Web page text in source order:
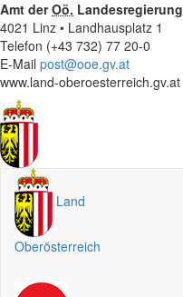
Amt derOö. Landesregierung
4021 Linz • Landhausplatz 1
Telefon (+43 732) 77 20-0
E-Mail post@ooe.gv.at
www.land-oberoesterreich.gv.at
Land
Oberösterreich